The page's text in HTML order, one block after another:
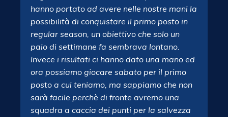
hanno portato ad avere nelle nostre mani la
possibilità di conquistare il primo posto in
regular season, un obiettivo che solo un
paio di settimane fa sembrava lontano.
Invece i risultati ci hanno dato una mano ed
ora possiamo giocare sabato per il primo
posto a cui teniamo, ma sappiamo che non
sarà facile perchè di fronte avremo una
squadra a caccia dei punti per la salvezza